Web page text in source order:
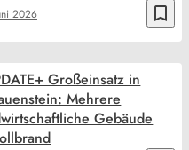
bookmark_border
2026
Großeinsatz in
Mehrere
Gebäude